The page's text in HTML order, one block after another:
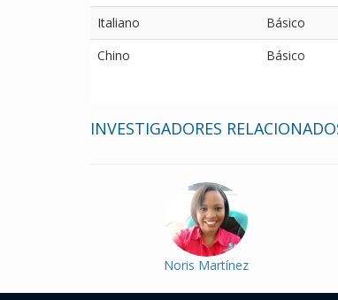
Italiano
Básico
Chino
Básico
INVESTIGADORES
Noris Martínez